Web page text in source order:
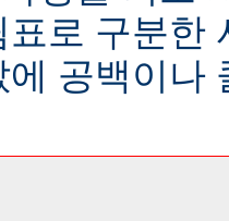
로 구분한
에 공백이나